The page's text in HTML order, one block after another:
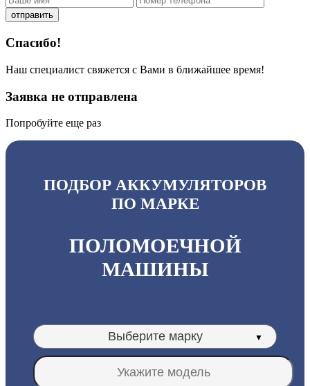
отправить
Спасибо!
Наш специалист свяжется с Вами в ближайшее время!
Заявка не отправлена
Попробуйте еще раз
ПОДБОР АККУМУЛЯТОРОВ
ПО МАРКЕ
ПОЛОМОЕЧНОЙ
МАШИНЫ